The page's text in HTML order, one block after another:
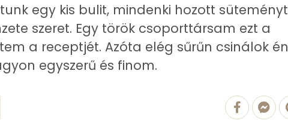
13 mg
egy kis bulit, mindenki hozott süteményt
szeret. Egy török csoporttársam ezt a
a receptjét. Azóta elég sűrűn csinálok én
egyszerű és finom.